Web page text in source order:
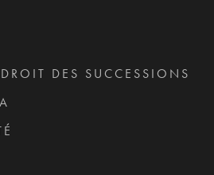
DES SUCCESSIONS